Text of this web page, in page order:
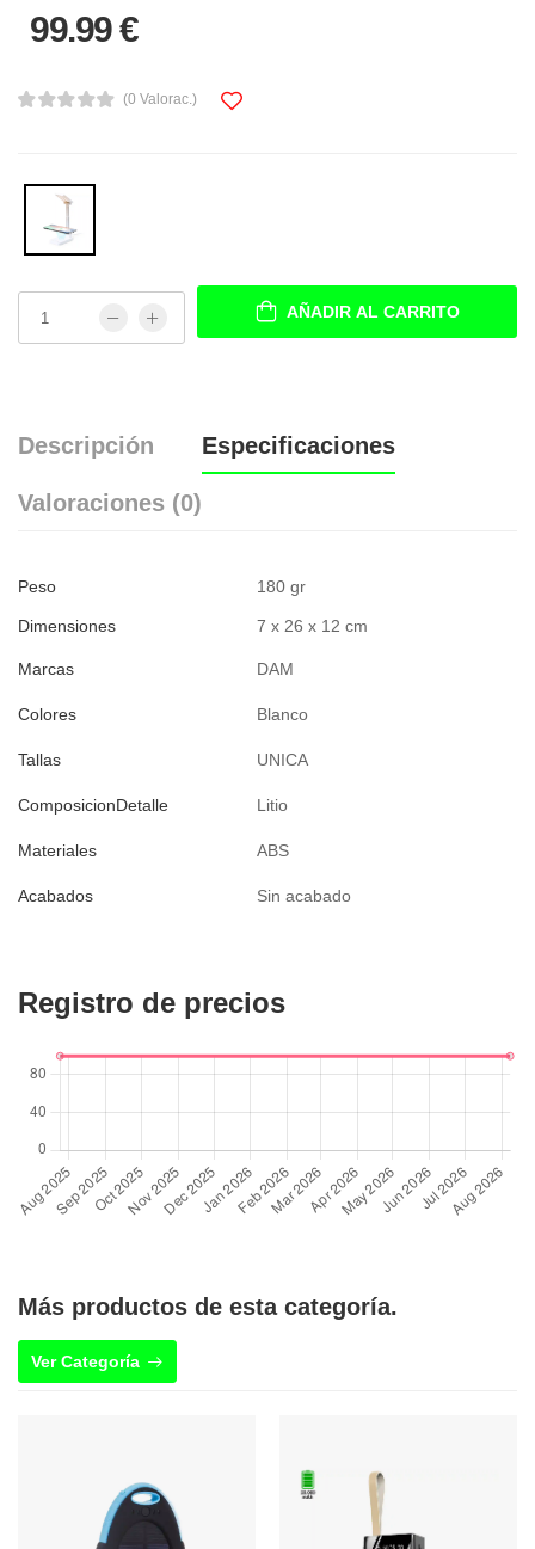
99.99 €
(0 Valorac.)
AÑADIR AL CARRITO
Descripción Especificaciones
Valoraciones (0)
Peso 180 gr
Dimensiones 7 x 26 x 12 cm
Marcas DAM
Colores Blanco
Tallas UNICA
ComposicionDetalle Litio
Materiales ABS
Acabados Sin acabado
Registro de precios
Más productos de esta categoría.
Ver Categoría